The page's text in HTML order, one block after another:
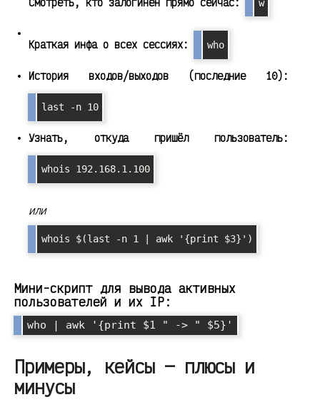
w
Краткая инфа о всех сессиях: who
История входов/выходов (последние 10):
last -n 10
Узнать, откуда пришёл пользователь:
whois 192.168.1.100
или
whois $(last -n 1 | awk '{print $3}')
Мини-скрипт для вывода активных
пользователей и их IP:
who | awk '{print $1 " -> " $5}'
Примеры, кейсы — плюсы и
минусы